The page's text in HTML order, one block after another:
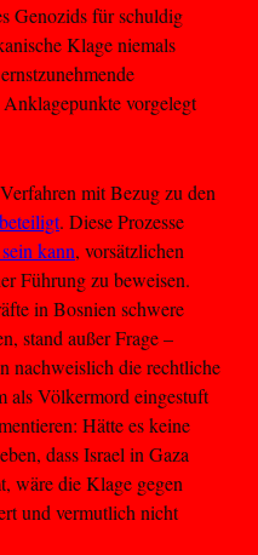
Genozids für schuldig
Klage niemals
vorgelegt
mit Bezug zu den
beteiligt. Diese Prozesse
kann, vorsätzlichen
Führung zu beweisen.
in Bosnien schwere
stand außer Frage –
nachweislich die rechtliche
als Völkermord eingestuft
Hätte es keine
dass Israel in Gaza
wäre die Klage gegen
und vermutlich nicht